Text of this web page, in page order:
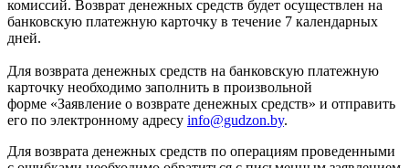
комиссий. Возврат денежных средств будет осуществлен на
банковскую платежную карточку в течение 7 календарных
дней.
Для возврата денежных средств на банковскую платежную
карточку необходимо заполнить в произвольной
форме «Заявление о возврате денежных средств» и отправить
его по электронному адресу info@gudzon.by.
Для возврата денежных средств по операциям проведенными